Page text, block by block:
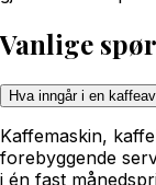
Vanlige
Hva inngår i en
Kaffemaskin,
forebyggende
i én fast